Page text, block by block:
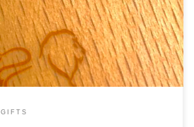
GIFTS